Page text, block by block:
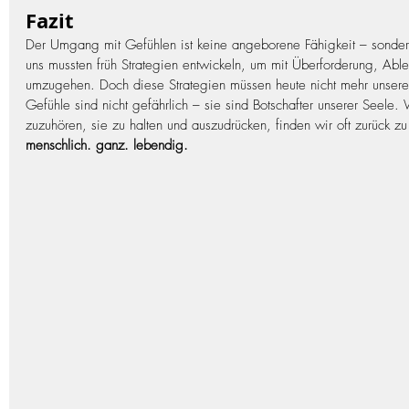
Fazit
Der Umgang mit Gefühlen ist keine angeborene Fähigkeit –
uns mussten früh Strategien entwickeln, um mit Überforderung,
umzugehen. Doch diese Strategien müssen heute nicht mehr
Gefühle sind nicht gefährlich – sie sind Botschafter unserer
zuzuhören, sie zu halten und auszudrücken, finden wir oft zurück
menschlich. ganz. lebendig.